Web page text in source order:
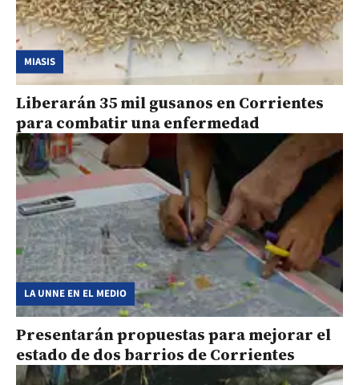
MIASIS
Liberarán 35 mil gusanos en Corrientes
para combatir una enfermedad
LA UNNE EN EL MEDIO
Presentarán propuestas para mejorar el
estado de dos barrios de Corrientes